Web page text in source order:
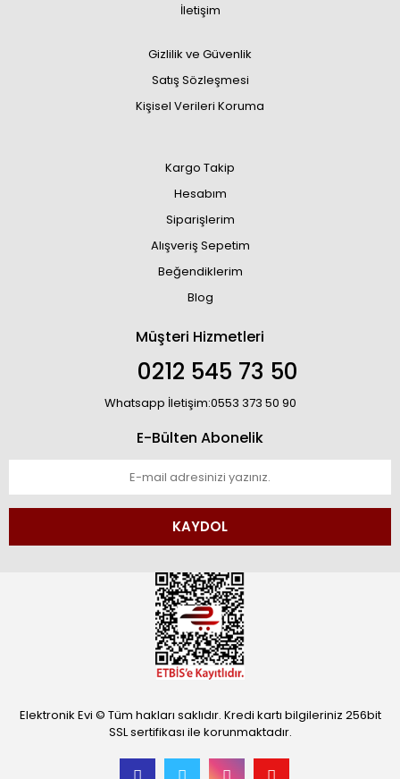
İletişim
Gizlilik ve Güvenlik
Satış Sözleşmesi
Kişisel Verileri Koruma
Kargo Takip
Hesabım
Siparişlerim
Alışveriş Sepetim
Beğendiklerim
Blog
Müşteri Hizmetleri
0212 545 73 50
Whatsapp İletişim:0553 373 50 90
E-Bülten Abonelik
KAYDOL
Elektronik Evi © Tüm hakları saklıdır. Kredi kartı bilgileriniz 256bit
SSL sertifikası ile korunmaktadır.